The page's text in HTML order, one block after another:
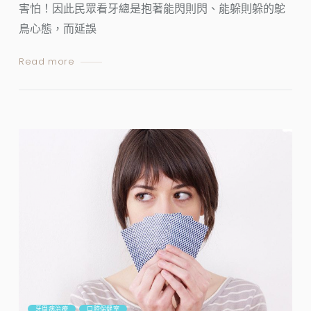
害怕！因此民眾看牙總是抱著能閃則閃、能躲則躲的鴕
鳥心態，而延誤
Read more
牙周病治療 口腔保健室